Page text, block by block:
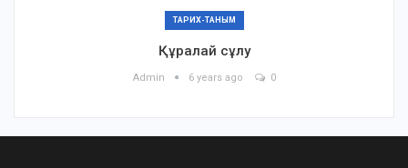
ТАРИХ-ТАНЫМ
Құралай сұлу
Admin 6 years ago 0